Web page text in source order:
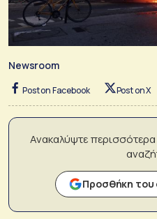
Newsroom
Post on Facebook Post on X
Ανακαλύψτε
Προσθήκη του